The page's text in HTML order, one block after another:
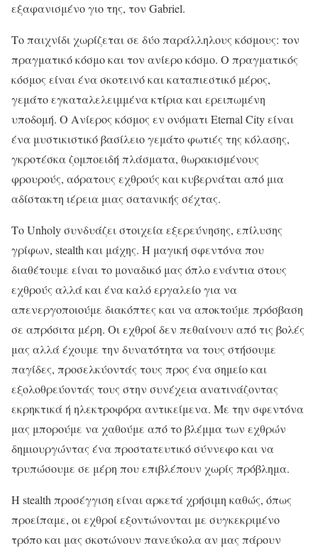
εξαφανισμένο γιο της, τον Gabriel.
Το παιχνίδι χωρίζεται σε δύο παράλληλους κόσμους: τον
πραγματικό κόσμο και τον ανίερο κόσμο. Ο πραγματικός
κόσμος είναι ένα σκοτεινό και καταπιεστικό μέρος,
γεμάτο εγκαταλελειμμένα κτίρια και ερειπωμένη
υποδομή. Ο Ανίερος κόσμος εν ονόματι Eternal City είναι
ένα μυστικιστικό βασίλειο γεμάτο φωτιές της κόλασης,
γκροτέσκα ζομποειδή πλάσματα, θωρακισμένους
φρουρούς, αόρατους εχθρούς και κυβερνάται από μια
αδίστακτη ιέρεια μιας σατανικής σέχτας.
Το Unholy συνδυάζει στοιχεία εξερεύνησης, επίλυσης
γρίφων, stealth και μάχης. Η μαγική σφεντόνα που
διαθέτουμε είναι το μοναδικό μας όπλο ενάντια στους
εχθρούς αλλά και ένα καλό εργαλείο για να
απενεργοποιούμε διακόπτες και να αποκτούμε πρόσβαση
σε απρόσιτα μέρη. Οι εχθροί δεν πεθαίνουν από τις βολές
μας αλλά έχουμε την δυνατότητα να τους στήσουμε
παγίδες, προσελκύοντάς τους προς ένα σημείο και
εξολοθρεύοντάς τους στην συνέχεια ανατινάζοντας
εκρηκτικά ή ηλεκτροφόρα αντικείμενα. Με την σφεντόνα
μας μπορούμε να χαθούμε από το βλέμμα των εχθρών
δημιουργώντας ένα προστατευτικό σύννεφο και να
τρυπώσουμε σε μέρη που επιβλέπουν χωρίς πρόβλημα.
Η stealth προσέγγιση είναι αρκετά χρήσιμη καθώς, όπως
προείπαμε, οι εχθροί εξοντώνονται με συγκεκριμένο
τρόπο και μας σκοτώνουν πανεύκολα αν μας πάρουν